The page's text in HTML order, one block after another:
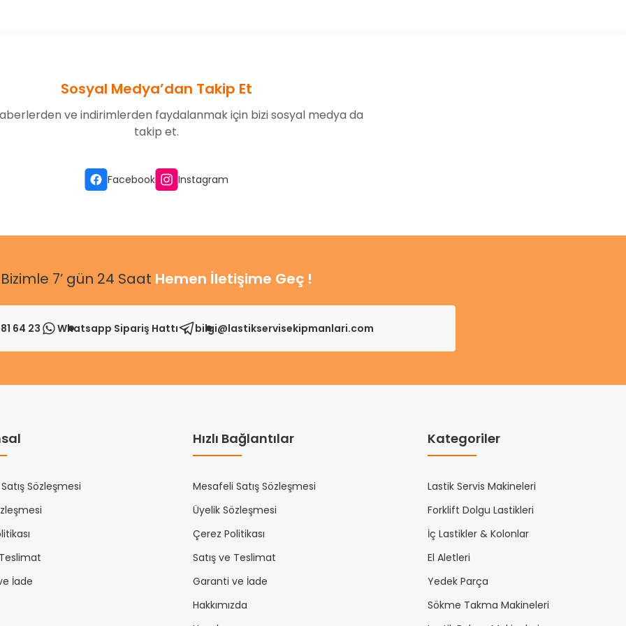
Gönder
Sosyal Medya’dan Takip Et
ve indirimlerden faydalanmak için bizi sosyal medya da
takip et.
Facebook Instagram
Bizimle 7’ gün 24 Saat Hemen İletişime Geç !
64 23 Whatsapp Sipariş Hattı bilgi@lastikservisekipmanlari.com
Sözleşmesi
İade
Hızlı Bağlantılar
Mesafeli Satış Sözleşmesi
Üyelik Sözleşmesi
Çerez Politikası
Satış ve Teslimat
Garanti ve İade
Hakkımızda
Kategoriler
Lastik Servis Makineleri
Forklift Dolgu Lastikleri
İç Lastikler & Kolonlar
El Aletleri
Yedek Parça
Sökme Takma Makineleri